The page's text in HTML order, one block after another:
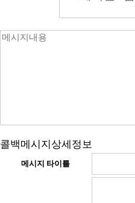
콜백메시지상세정보
메시지 타이틀